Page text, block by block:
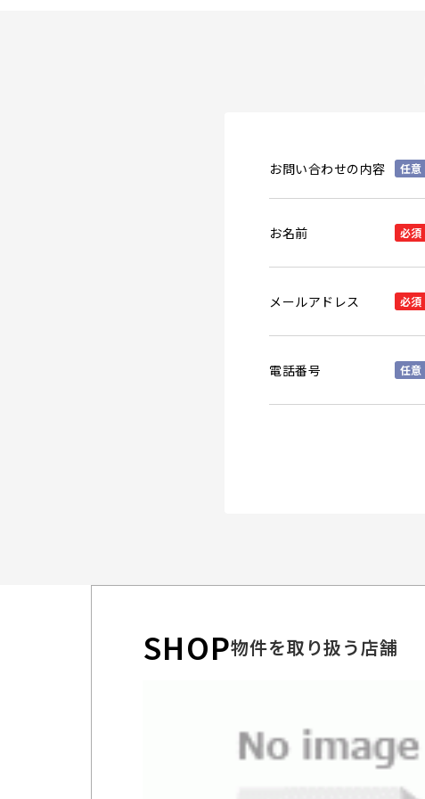
お問い合わせの内容 任意
お名前 必須
メールアドレス 必須
電話番号 任意
SHOP物件を取り扱う店舗